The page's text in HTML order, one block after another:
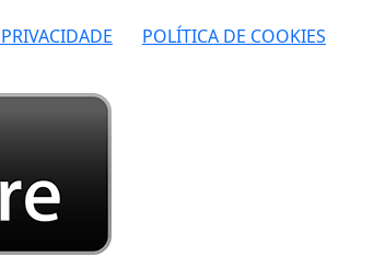
POLÍTICA DE COOKIES